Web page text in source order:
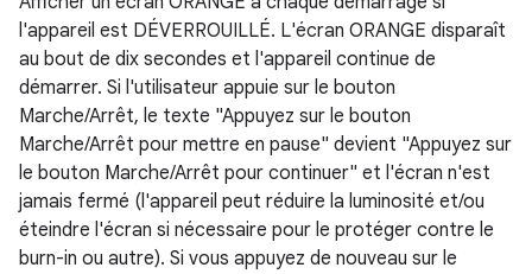
l'appareil est DÉVERROUILLÉ. L'écran ORANGE disparaît
au bout de dix secondes et l'appareil continue de
démarrer. Si l'utilisateur appuie sur le bouton
Marche/Arrêt, le texte "Appuyez sur le bouton
Marche/Arrêt pour mettre en pause" devient "Appuyez sur
le bouton Marche/Arrêt pour continuer" et l'écran n'est
jamais fermé (l'appareil peut réduire la luminosité et/ou
éteindre l'écran si nécessaire pour le protéger contre le
burn-in ou autre). Si vous appuyez de nouveau sur le